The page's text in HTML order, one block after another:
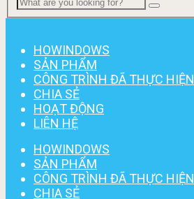
HOWINDOWS
SẢN PHẨM
CÔNG TRÌNH ĐÃ THỰC HIỆN
CHIA SẺ
HOẠT ĐỘNG
LIÊN HỆ
HOWINDOWS
SẢN PHẨM
CÔNG TRÌNH ĐÃ THỰC HIỆN
CHIA SẺ